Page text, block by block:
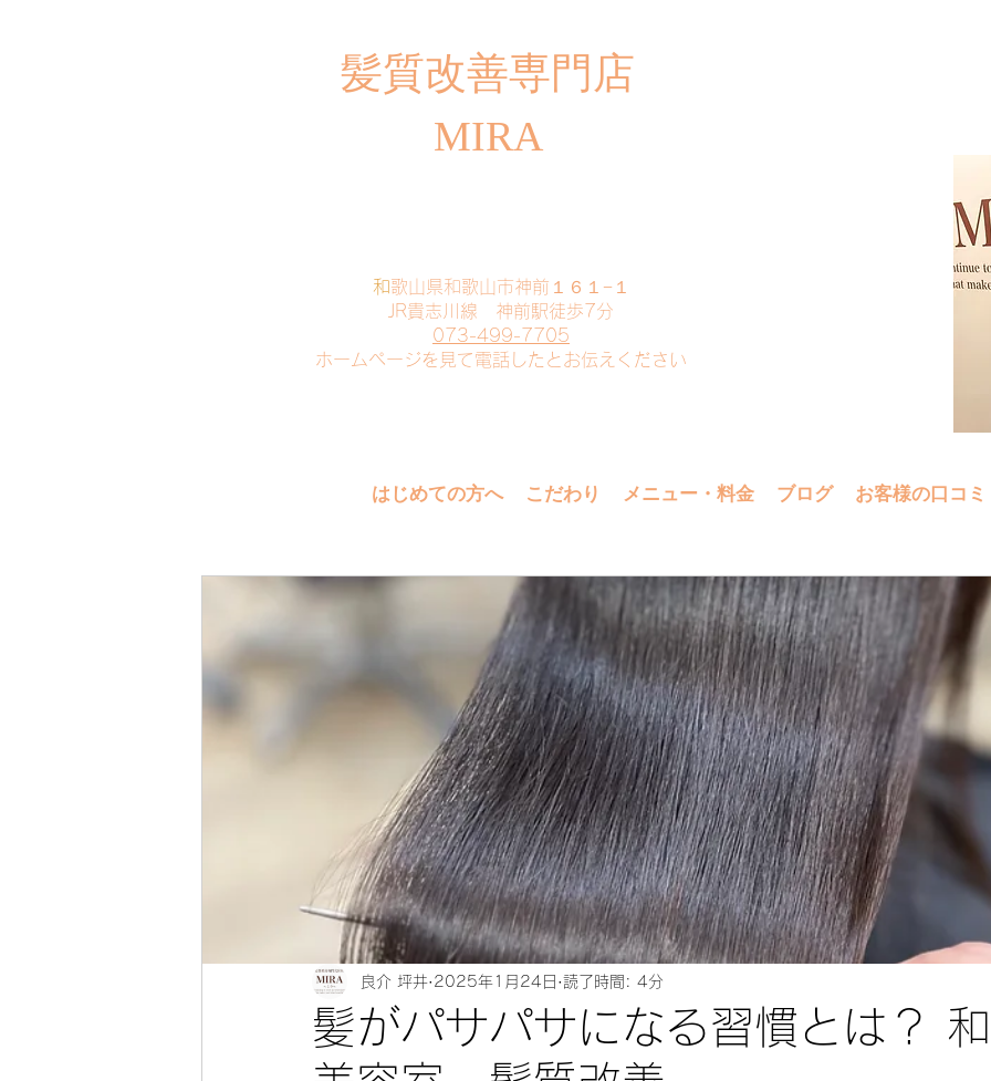
​髪質改善専門店
MIRA
​和歌山県和歌山市神前１６１−１
JR貴志川線 神前駅徒歩7分
073-499-7705
​ホームページを見て電話したとお伝えください
はじめての方へ こだわり メニュー・料金 ブログ お客様の口コミ
髪がパサパサになる習慣とは？
良介 坪井 2025年1月24日 読了時間: 4分